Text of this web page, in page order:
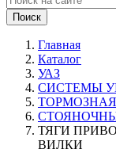
Поиск
Главная
Каталог
УАЗ
СИСТЕМЫ
ТЯГИ
ВИЛКИ